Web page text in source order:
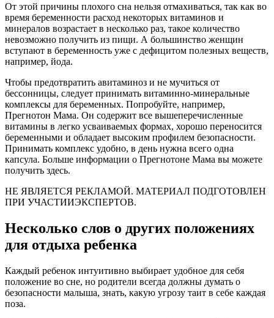
От этой причины плохого сна нельзя отмахиваться, так как во
время беременности расход некоторых витаминов и
минералов возрастает в несколько раз, такое количество
невозможно получить из пищи. А большинство женщин
вступают в беременность уже с дефицитом полезных веществ,
например, йода.
Чтобы предотвратить авитаминоз и не мучиться от
бессонницы, следует принимать витаминно-минеральные
комплексы для беременных. Попробуйте, например,
Прегнотон Мама. Он содержит все вышеперечисленные
витамины в легко усваиваемых формах, хорошо переносится
беременными и обладает высоким профилем безопасности.
Принимать комплекс удобно, в день нужна всего одна
капсула. Больше информации о Прегнотоне Мама вы можете
получить здесь.
НЕ ЯВЛЯЕТСЯ РЕКЛАМОЙ. МАТЕРИАЛ ПОДГОТОВЛЕН
ПРИ УЧАСТИИЭКСПЕРТОВ.
Несколько слов о других положениях
для отдыха ребенка
Каждый ребенок интуитивно выбирает удобное для себя
положение во сне, но родители всегда должны думать о
безопасности малыша, знать, какую угрозу таит в себе каждая
поза.